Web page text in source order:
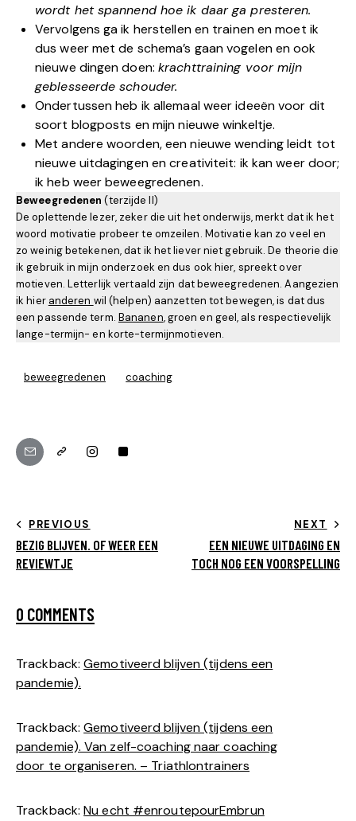
wordt het spannend hoe ik daar ga presteren.
Vervolgens ga ik herstellen en trainen en moet ik
dus weer met de schema’s gaan vogelen en ook
nieuwe dingen doen:krachttraining voor mijn
geblesseerde schouder.
Ondertussen heb ik allemaal weer ideeën voor dit
soort blogposts en mijn nieuwe winkeltje.
Met andere woorden, een nieuwe wending leidt tot
nieuwe uitdagingen en creativiteit: ik kan weer door;
ik heb weer beweegredenen.
Beweegredenen (terzijde II)
De oplettende lezer, zeker die uit het onderwijs, merkt dat ik het
woord motivatie probeer te omzeilen. Motivatie kan zo veel en
zo weinig betekenen, dat ik het liever niet gebruik. De theorie die
ik gebruik in mijn onderzoek en dus ook hier, spreekt over
motieven. Letterlijk vertaald zijn dat beweegredenen. Aangezien
ik hier anderen wil (helpen) aanzetten tot bewegen, is dat dus
een passende term. Bananen, groen en geel, als respectievelijk
lange-termijn- en korte-termijnmotieven.
beweegredenen coaching
PREVIOUS
BEZIG BLIJVEN. OF WEER EEN
REVIEWTJE
NEXT
EEN NIEUWE UITDAGING EN
TOCH NOG EEN VOORSPELLING
0 COMMENTS
Trackback:Gemotiveerd blijven (tijdens een
pandemie).
Trackback:Gemotiveerd blijven (tijdens een
pandemie). Van zelf-coaching naar coaching
door te organiseren. – Triathlontrainers
Trackback:Nu echt #enroutepourEmbrun